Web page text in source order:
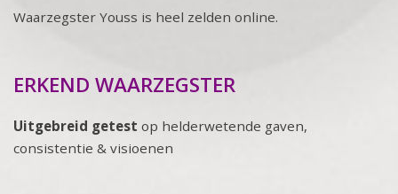
Waarzegster Youss is heel zelden online.
ERKEND WAARZEGSTER
Uitgebreid getest op helderwetende gaven,
consistentie & visioenen